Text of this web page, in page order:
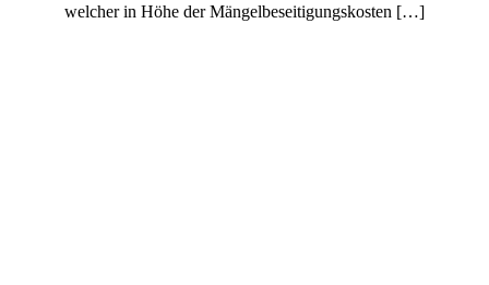
welcher in Höhe der Mängelbeseitigungskosten […]